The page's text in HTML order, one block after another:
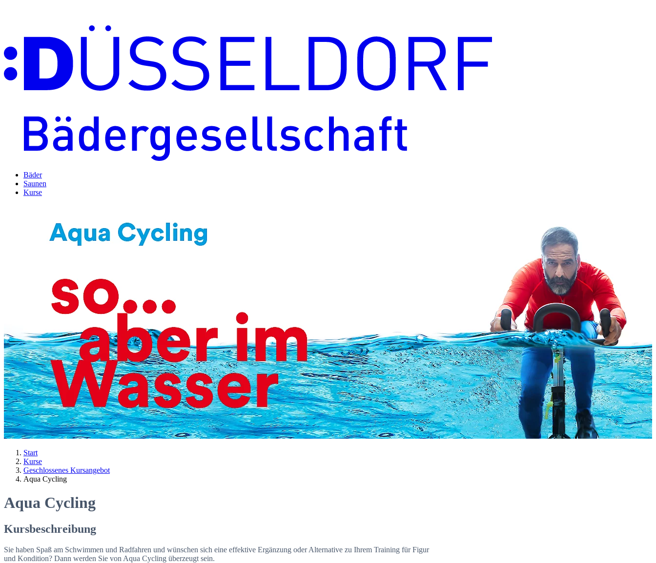
Bäder
Saunen
Kurse
Start
Kurse
Geschlossenes Kursangebot
Aqua Cycling
Aqua Cycling
Kursbeschreibung
Sie haben Spaß am Schwimmen und Radfahren und wünschen sich eine effektive Ergänzung oder Alternative zu Ihrem Training für Figur
und Kondition? Dann werden Sie von Aqua Cycling überzeugt sein.